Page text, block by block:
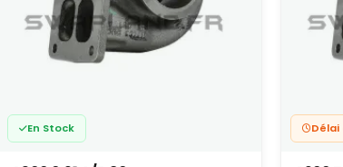
En Stock Délai